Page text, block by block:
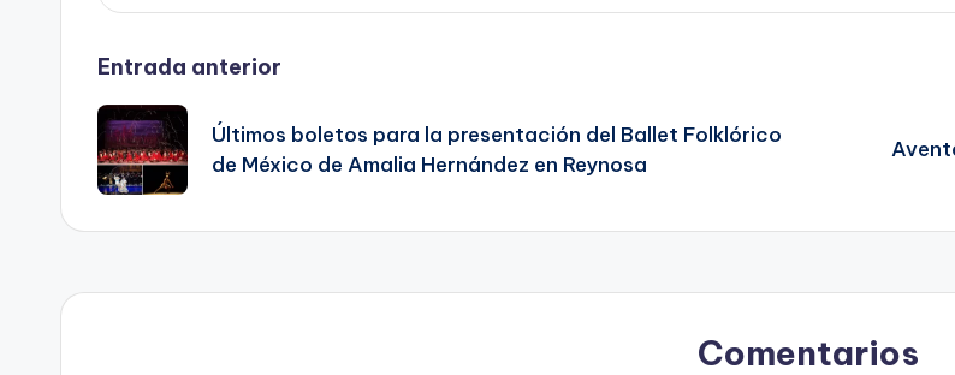
Navegación
de
entradas
Entrada anterior
Últimos boletos para la presentación del Ballet Folklórico
de México de Amalia Hernández en Reynosa
Comentarios